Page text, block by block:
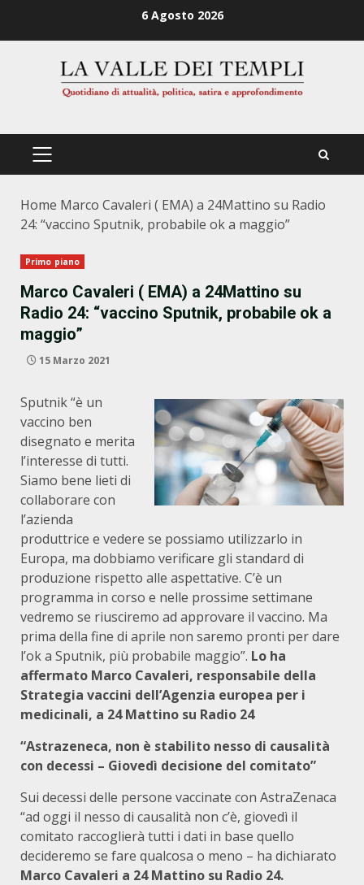
6 Agosto 2026
PRIMÄRES
Home Marco Cavaleri ( EMA) a 24Mattino su Radio
24: “vaccino Sputnik, probabile ok a maggio”
Primo piano
Marco Cavaleri ( EMA) a 24Mattino su
Radio 24: “vaccino Sputnik, probabile ok a
maggio”
15 Marzo 2021
Sputnik “è un
vaccino ben
disegnato e merita
l’interesse di tutti.
Siamo bene lieti di
collaborare con
l’azienda
produttrice e vedere se possiamo utilizzarlo in
Europa, ma dobbiamo verificare gli standard di
produzione rispetto alle aspettative. C’è un
programma in corso e nelle prossime settimane
vedremo se riusciremo ad approvare il vaccino. Ma
prima della fine di aprile non saremo pronti per dare
l’ok a Sputnik, più probabile maggio”. Lo ha
affermato Marco Cavaleri, responsabile della
Strategia vaccini dell’Agenzia europea per i
medicinali, a 24 Mattino su Radio 24
“Astrazeneca, non è stabilito nesso di causalità
con decessi – Giovedì decisione del comitato”
Sui decessi delle persone vaccinate con AstraZenaca
“ad oggi il nesso di causalità non c’è, giovedì il
comitato raccoglierà tutti i dati in base quello
decideremo se fare qualcosa o meno – ha dichiarato
Marco Cavaleri a 24 Mattino su Radio 24.